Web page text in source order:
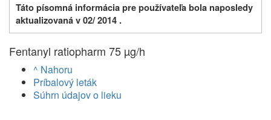
Táto písomná informácia pre používateľa bola naposledy
aktualizovaná v 02/ 2014 .
Fentanyl ratiopharm 75 µg/h
^ Nahoru
Príbalový leták
Súhrn údajov o lieku